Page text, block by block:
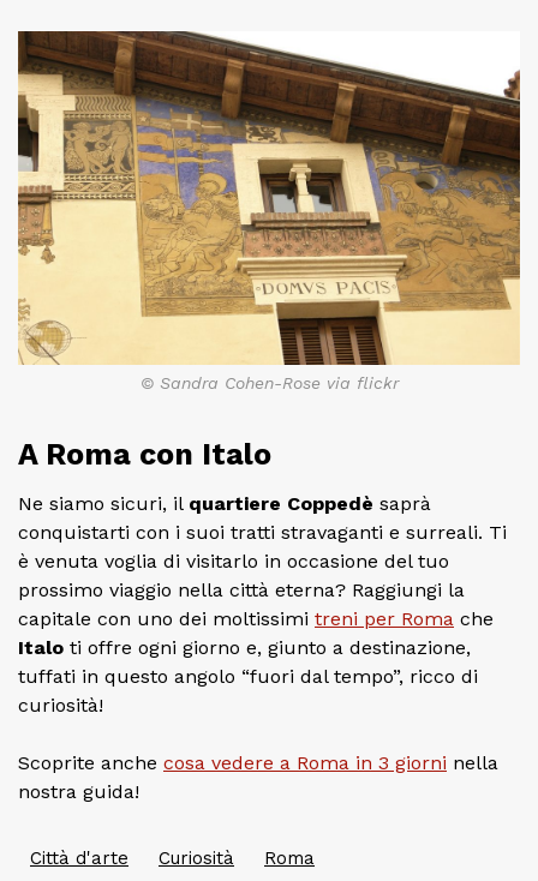
© Sandra Cohen-Rose via flickr
A Roma con Italo
Ne siamo sicuri, il quartiere Coppedè saprà
conquistarti con i suoi tratti stravaganti e surreali. Ti
è venuta voglia di visitarlo in occasione del tuo
prossimo viaggio nella città eterna? Raggiungi la
capitale con uno dei moltissimi treni per Roma che
Italo ti offre ogni giorno e, giunto a destinazione,
tuffati in questo angolo “fuori dal tempo”, ricco di
curiosità!
Scoprite anche cosa vedere a Roma in 3 giorni nella
nostra guida!
Città d'arte Curiosità Roma